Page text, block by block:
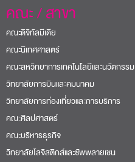
คณะ / สาขา
คณะดิจิทัลมีเดีย
คณะนิเทศศาสตร์
คณะสหวิทยาการเทคโนโลยีและนวัตกรรม
วิทยาลัยการบินและคมนาคม
วิทยาลัยการท่องเที่ยวและการบริการ
คณะศิลปศาสตร์
คณะบริหารธุรกิจ
วิทยาลัยโลจิสติกส์และซัพพลายเชน